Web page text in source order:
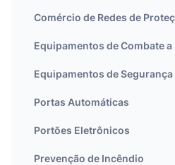
Comércio de Redes de
Equipamentos de Combate
Equipamentos de Segurança
Portas Automáticas
Portões Eletrônicos
Prevenção de Incêndio